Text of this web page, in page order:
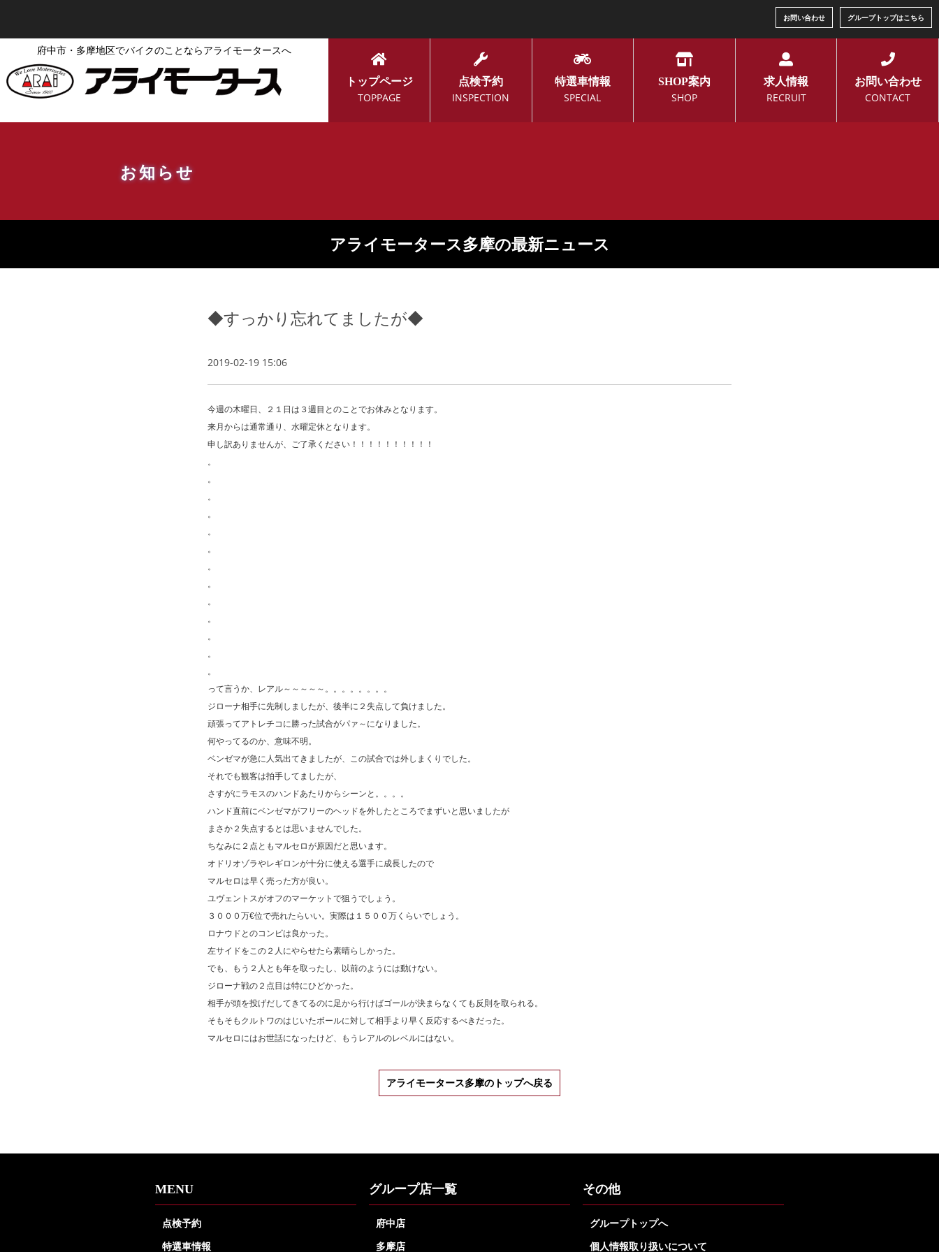
お問い合わせ グループトップはこちら
府中市・多摩地区でバイクのことならアライモータースへ
トップページ
TOPPAGE
点検予約
INSPECTION
特選車情報
SPECIAL
SHOP案内
SHOP
求人情報
RECRUIT
お問い合わせ
CONTACT
お知らせ
アライモータース多摩の最新ニュース
◆すっかり忘れてましたが◆
2019-02-19 15:06
今週の木曜日、２１日は３週目とのことでお休みとなります。
来月からは通常通り、水曜定休となります。
申し訳ありませんが、ご了承ください！！！！！！！！！！
。
。
。
。
。
。
。
。
。
。
。
。
。
って言うか、レアル～～～～～。。。。。。。。
ジローナ相手に先制しましたが、後半に２失点して負けました。
頑張ってアトレチコに勝った試合がパァ～になりました。
何やってるのか、意味不明。
ベンゼマが急に人気出てきましたが、この試合では外しまくりでした。
それでも観客は拍手してましたが、
さすがにラモスのハンドあたりからシーンと。。。。
ハンド直前にベンゼマがフリーのヘッドを外したところでまずいと思いましたが
まさか２失点するとは思いませんでした。
ちなみに２点ともマルセロが原因だと思います。
オドリオゾラやレギロンが十分に使える選手に成長したので
マルセロは早く売った方が良い。
ユヴェントスがオフのマーケットで狙うでしょう。
３０００万€位で売れたらいい。実際は１５００万くらいでしょう。
ロナウドとのコンビは良かった。
左サイドをこの２人にやらせたら素晴らしかった。
でも、もう２人とも年を取ったし、以前のようには動けない。
ジローナ戦の２点目は特にひどかった。
相手が頭を投げだしてきてるのに足から行けばゴールが決まらなくても反則を取られる。
そもそもクルトワのはじいたボールに対して相手より早く反応するべきだった。
マルセロにはお世話になったけど、もうレアルのレベルにはない。
アライモータース多摩のトップへ戻る
MENU
点検予約
特選車情報
グループ店一覧
府中店
多摩店
その他
グループトップへ
個人情報取り扱いについて